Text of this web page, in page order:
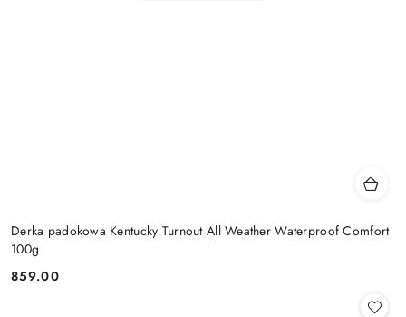
Derka padokowa Kentucky Turnout All Weather Waterproof Comfort
100g
Cena:
859.00